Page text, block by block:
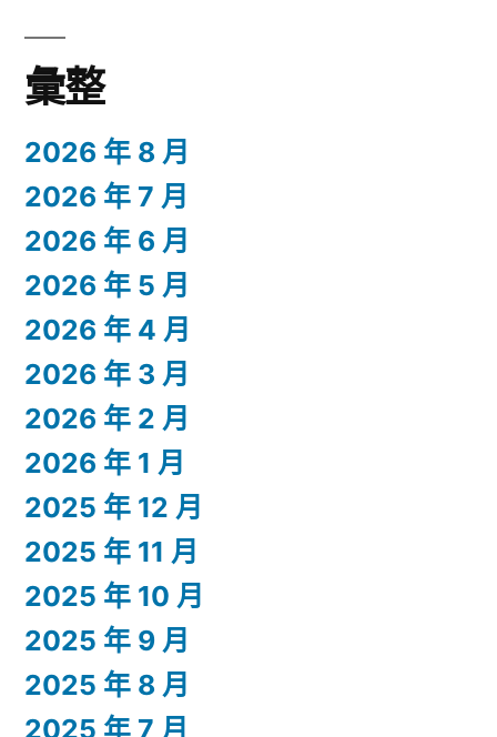
彙整
2026 年 8 月
2026 年 7 月
2026 年 6 月
2026 年 5 月
2026 年 4 月
2026 年 3 月
2026 年 2 月
2026 年 1 月
2025 年 12 月
2025 年 11 月
2025 年 10 月
2025 年 9 月
2025 年 8 月
2025 年 7 月